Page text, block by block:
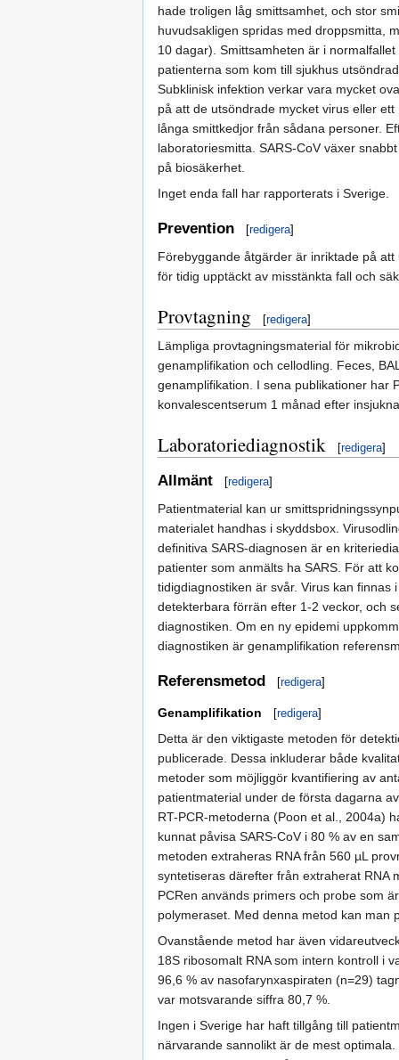
hade troligen låg smittsamhet, och stor
huvudsakligen spridas med droppsmitta,
10 dagar). Smittsamheten är i
patienterna som kom till sjukhus
Subklinisk infektion verkar vara mycket
på att de utsöndrade mycket virus eller
långa smittkedjor från sådana personer.
laboratoriesmitta. SARS-CoV växer
på biosäkerhet.
Inget enda fall har rapporterats i Sverige.
Prevention [redigera]
Förebyggande åtgärder är inriktade på
för tidig upptäckt av misstänkta fall och
Provtagning [redigera]
Lämpliga provtagningsmaterial för
genamplifikation och cellodling. Feces,
genamplifikation. I sena publikationer har
konvalescentserum 1 månad efter
Laboratoriediagnostik [redigera]
Allmänt [redigera]
Patientmaterial kan ur
materialet handhas i skyddsbox.
definitiva SARS-diagnosen är en
patienter som anmälts ha SARS. För att
tidigdiagnostiken är svår. Virus kan
detekterbara förrän efter 1-2 veckor, och
diagnostiken. Om en ny epidemi
diagnostiken är genamplifikation
Referensmetod [redigera]
Genamplifikation [redigera]
Detta är den viktigaste metoden för
publicerade. Dessa inkluderar både
metoder som möjliggör kvantifiering av
patientmaterial under de första dagarna
RT-PCR-metoderna (Poon et al., 2004a)
kunnat påvisa SARS-CoV i 80 % av en
metoden extraheras RNA från 560 µL
syntetiseras därefter från extraherat RNA
PCRen används primers och probe som
polymeraset. Med denna metod kan man
Ovanstående metod har även
18S ribosomalt RNA som intern kontroll i
96,6 % av nasofarynxaspiraten (n=29)
var motsvarande siffra 80,7 %.
Ingen i Sverige har haft tillgång till
närvarande sannolikt är de mest